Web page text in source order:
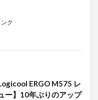
ク
ERGO M575 レ
ー】10年ぶりのアップ